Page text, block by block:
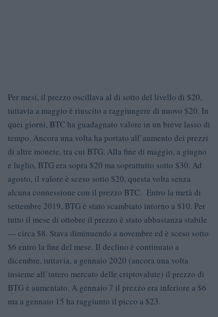
Per mesi, il prezzo oscillava al di sotto del livello di $20,
tuttavia a maggio è riuscito a raggiungere di nuovo $20. In
quei giorni, BTC ha guadagnato valore in un breve lasso di
tempo. Ancora una volta ha portato all’aumento dei prezzi
di altre monete, tra cui BTG. Alla fine di maggio, a giugno
e luglio, BTG era sopra $20 ma soprattutto sotto $30. Ad
agosto, il valore è sceso sotto $20, questa volta senza
alcuna connessione con il prezzo BTC. Entro la metà di
settembre 2019, BTG è stato scambiato intorno a $10. Per
tutto il mese di ottobre il prezzo è stato abbastanza stabile
— circa $8. Stava diminuendo a novembre ed è sceso sotto
$6 entro la fine del mese. Il declino è continuato a
dicembre, tuttavia, a gennaio 2020 (ancora una volta
insieme all’intero mercato delle criptovalute) il prezzo di
BTG è aumentato. A gennaio 7 il prezzo era inferiore a $6
ma a gennaio 15 ha raggiunto il picco a $23.